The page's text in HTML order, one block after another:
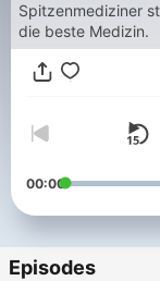
Spitzenmediziner
die beste Medizin.
00:00
Episodes